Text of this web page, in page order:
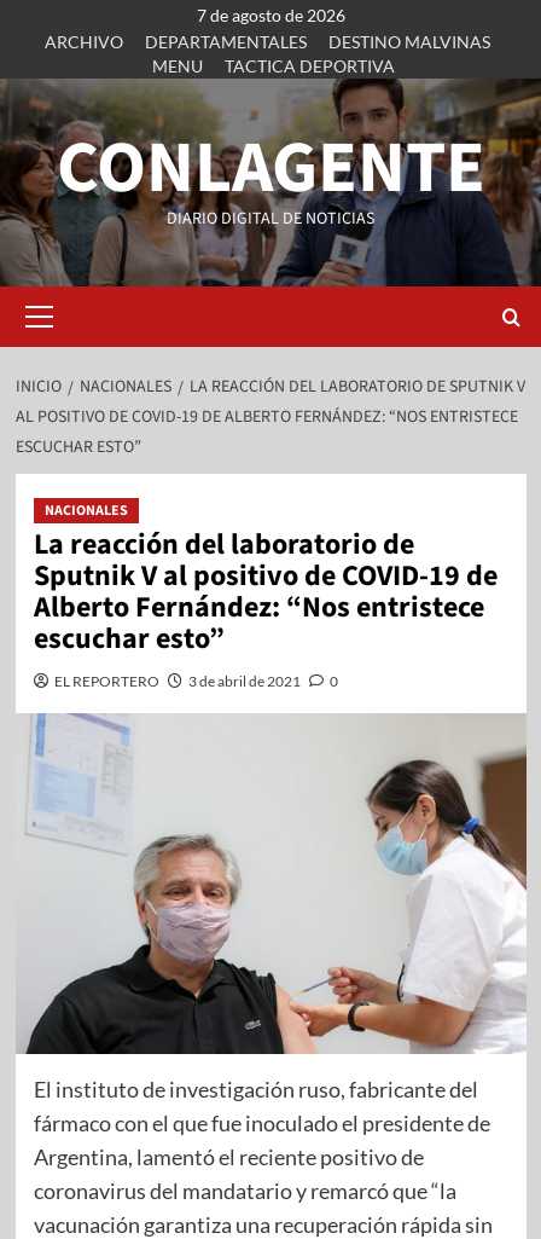
7 de agosto de 2026
ARCHIVO
DEPARTAMENTALES
DESTINO MALVINAS
MENU
TACTICA DEPORTIVA
CONLAGENTE
DIARIO DIGITAL DE NOTICIAS
INICIO NACIONALES
LA REACCIÓN DEL LABORATORIO DE SPUTNIK V
AL POSITIVO DE COVID-19 DE ALBERTO FERNÁNDEZ: “NOS ENTRISTECE
ESCUCHAR ESTO”
NACIONALES
La reacción del laboratorio de
Sputnik V al positivo de COVID-19 de
Alberto Fernández: “Nos entristece
escuchar esto”
EL REPORTERO 3 de abril de 2021 0
El instituto de investigación ruso, fabricante del
fármaco con el que fue inoculado el presidente de
Argentina, lamentó el reciente positivo de
coronavirus del mandatario y remarcó que “la
vacunación garantiza una recuperación rápida sin